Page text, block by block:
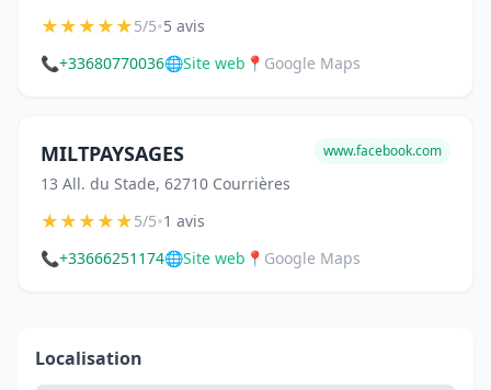
★★★★★5/5•5 avis
📞+33680770036🌐Site web 📍 Google Maps
MILTPAYSAGES
13 All. du Stade, 62710 Courrières
www.facebook.com
★★★★★5/5•1 avis
📞+33666251174🌐Site web 📍 Google Maps
Localisation